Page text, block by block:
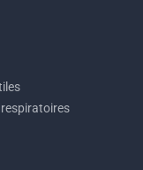
respiratoires